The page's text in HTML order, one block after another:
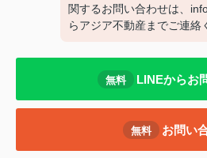
関するお問い合わせは、
らアジア不動産までご連絡
無料 LINEからお
無料 お問い